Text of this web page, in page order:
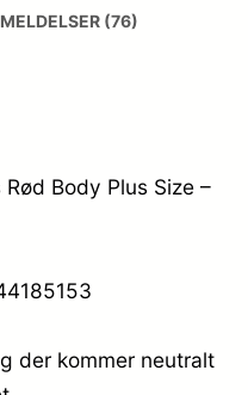
(76)
Body Plus Size –
der kommer neutralt